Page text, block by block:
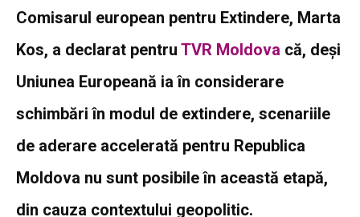
Comisarul european pentru Extindere, Marta
Kos, a declarat pentru TVR Moldova că, deși
Uniunea Europeană ia în considerare
schimbări în modul de extindere, scenariile
de aderare accelerată pentru Republica
Moldova nu sunt posibile în această etapă,
din cauza contextului geopolitic.